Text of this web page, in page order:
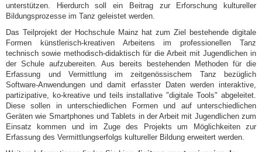
unterstützen. Hierdurch soll ein Beitrag zur Erforschung kultureller
Bildungsprozesse im Tanz geleistet werden.
Das Teilprojekt der Hochschule Mainz hat zum Ziel bestehende digitale
Formen künstlerisch-kreativen Arbeitens im professionellen Tanz
technisch sowie methodisch-didaktisch für die Arbeit mit Jugendlichen in
der Schule aufzubereiten. Aus bereits bestehenden Methoden für die
Erfassung und Vermittlung im zeitgenössischem Tanz bezüglich
Software-Anwendungen und damit erfasster Daten werden interaktive,
partizipative, ko-kreative und teils installative "digitale Tools" abgeleitet.
Diese sollen in unterschiedlichen Formen und auf unterschiedlichen
Geräten wie Smartphones und Tablets in der Arbeit mit Jugendlichen zum
Einsatz kommen und im Zuge des Projekts um Möglichkeiten zur
Erfassung des Vermittlungserfolgs kultureller Bildung erweitert werden.